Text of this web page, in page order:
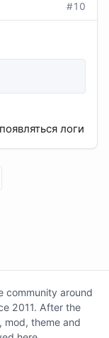
#10
логи
community around
2011. After the
mod, theme and